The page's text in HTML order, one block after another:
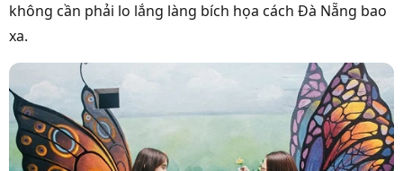
không cần phải lo lắng làng bích họa cách Đà Nẵng bao
xa.